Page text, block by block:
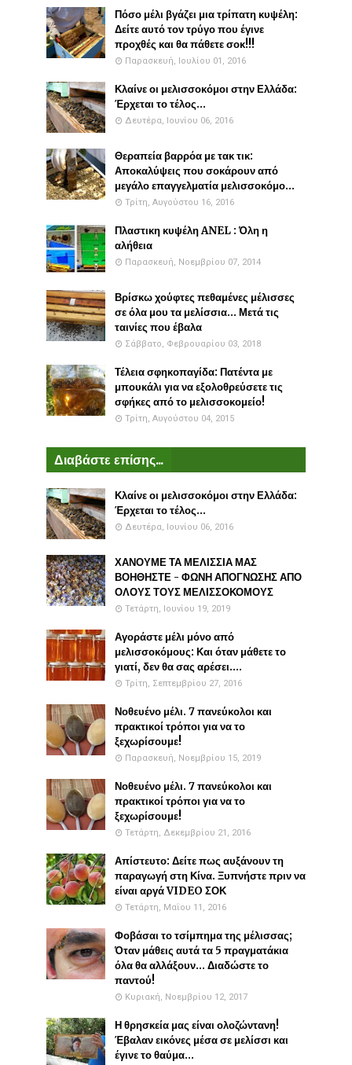
Πόσο μέλι βγάζει μια τρίπατη κυψέλη:
Δείτε αυτό τον τρύγο που έγινε
προχθές και θα πάθετε σοκ!!!
Παρασκευή, Ιουλίου 01, 2016
Κλαίνε οι μελισσοκόμοι στην Ελλάδα:
Έρχεται το τέλος...
Δευτέρα, Ιουνίου 06, 2016
Θεραπεία βαρρόα με τακ τικ:
Αποκαλύψεις που σοκάρουν από
μεγάλο επαγγελματία μελισσοκόμο...
Τρίτη, Αυγούστου 16, 2016
Πλαστικη κυψέλη ANEL : Όλη η
αλήθεια
Παρασκευή, Νοεμβρίου 07, 2014
Βρίσκω χούφτες πεθαμένες μέλισσες
σε όλα μου τα μελίσσια... Μετά τις
ταινίες που έβαλα
Σάββατο, Φεβρουαρίου 03, 2018
Τέλεια σφηκοπαγίδα: Πατέντα με
μπουκάλι για να εξολοθρεύσετε τις
σφήκες από το μελισσοκομείο!
Τρίτη, Αυγούστου 04, 2015
Διαβάστε επίσης...
Κλαίνε οι μελισσοκόμοι στην Ελλάδα:
Έρχεται το τέλος...
Δευτέρα, Ιουνίου 06, 2016
ΧΑΝΟΥΜΕ ΤΑ ΜΕΛΙΣΣΙΑ ΜΑΣ
ΒΟΗΘΗΣΤΕ - ΦΩΝΗ ΑΠΟΓΝΩΣΗΣ ΑΠΟ
ΟΛΟΥΣ ΤΟΥΣ ΜΕΛΙΣΣΟΚΟΜΟΥΣ
Τετάρτη, Ιουνίου 19, 2019
Αγοράστε μέλι μόνο από
μελισσοκόμους: Και όταν μάθετε το
γιατί, δεν θα σας αρέσει....
Τρίτη, Σεπτεμβρίου 27, 2016
Νοθευένο μέλι. 7 πανεύκολοι και
πρακτικοί τρόποι για να το
ξεχωρίσουμε!
Παρασκευή, Νοεμβρίου 15, 2019
Νοθευένο μέλι. 7 πανεύκολοι και
πρακτικοί τρόποι για να το
ξεχωρίσουμε!
Τετάρτη, Δεκεμβρίου 21, 2016
Απίστευτο: Δείτε πως αυξάνουν τη
παραγωγή στη Κίνα. Ξυπνήστε πριν να
είναι αργά VIDEO ΣΟΚ
Τετάρτη, Μαΐου 11, 2016
Φοβάσαι το τσίμπημα της μέλισσας;
Όταν μάθεις αυτά τα 5 πραγματάκια
όλα θα αλλάξουν... Διαδώστε το
παντού!
Κυριακή, Νοεμβρίου 12, 2017
Η θρησκεία μας είναι ολοζώντανη!
Έβαλαν εικόνες μέσα σε μελίσσι και
έγινε το θαύμα...